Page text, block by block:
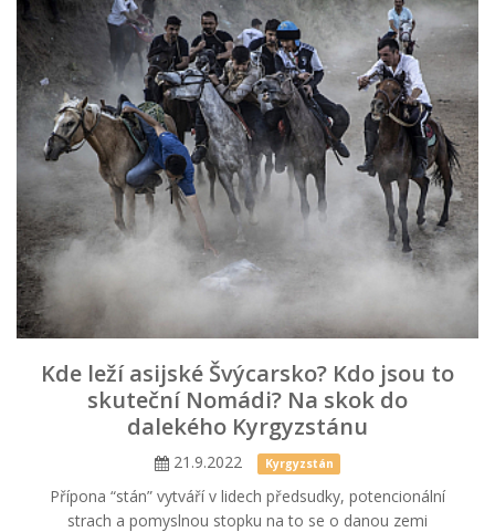
Kde leží asijské Švýcarsko? Kdo jsou to
skuteční Nomádi? Na skok do
dalekého Kyrgyzstánu
21.9.2022 Kyrgyzstán
Přípona “stán” vytváří v lidech předsudky, potencionální
strach a pomyslnou stopku na to se o danou zemi